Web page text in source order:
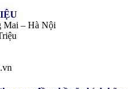
Mai – Hà Nội